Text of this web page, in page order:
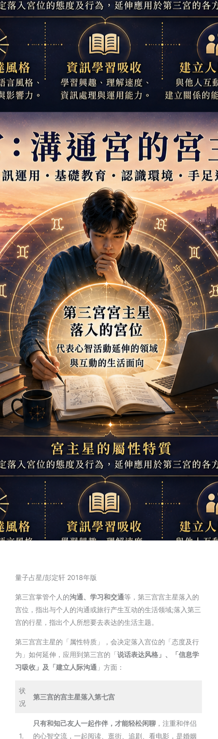
量子占星/彭定轩 2018年版
第三宫掌管个人的沟通、学习和交通等，第三宫宫主星落入的
宫位，指出与个人的沟通或旅行产生互动的生活领域;落入第三
宫的行星，指出个人所想要去表达的生活主题。
第三宫宫主星的「属性特质」，会决定落入宫位的「态度及行
为」如何延伸，应用到第三宫的「说话表达风格」、「信息学
习吸收」及「建立人际沟通 」方面：
状
况
第三宫的宫主星落入第七宫
1.
只有和知己友人一起作伴，才能轻松闲聊 ，注重和伴侣
的心智交流，一起阅读、逛街、追剧、看电影，是婚姻